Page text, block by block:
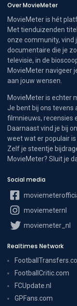
Over MovieMeter
MovieMeter is hét
Met tienduizenden
onze community, vind
documentaire die je
televisie, in de
MovieMeter navigeer
aan jouw wensen.
MovieMeter is echter
Je bent bij ons tevens
filmnieuws, recensies
Daarnaast vind je bij
weet wat er populair is
Zelf je steentje
MovieMeter? Sluit je
Social media
moviemeternl
moviemeter_nl
Realtimes Network
FootballCritic.com
FCUpdate.nl
GPFans.com